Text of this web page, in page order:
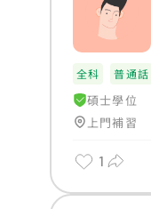
全科 普通話
碩士學位
上門補習
1